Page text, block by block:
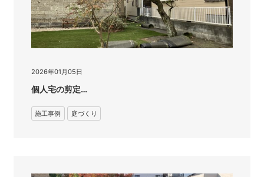
2026年01月05日
個人宅の剪定…
施工事例 庭づくり